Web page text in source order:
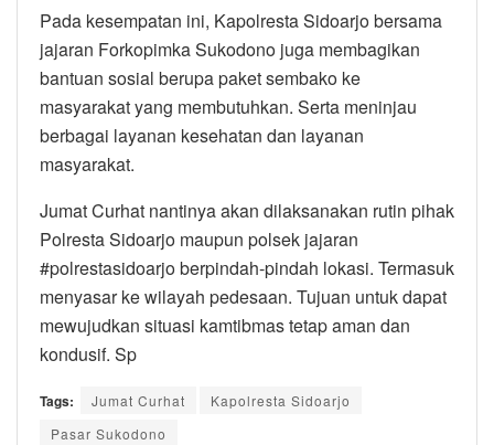
Pada kesempatan ini, Kapolresta Sidoarjo bersama
jajaran Forkopimka Sukodono juga membagikan
bantuan sosial berupa paket sembako ke
masyarakat yang membutuhkan. Serta meninjau
berbagai layanan kesehatan dan layanan
masyarakat.
Jumat Curhat nantinya akan dilaksanakan rutin pihak
Polresta Sidoarjo maupun polsek jajaran
#polrestasidoarjo berpindah-pindah lokasi. Termasuk
menyasar ke wilayah pedesaan. Tujuan untuk dapat
mewujudkan situasi kamtibmas tetap aman dan
kondusif. Sp
Tags: Jumat Curhat
Kapolresta Sidoarjo
Pasar Sukodono